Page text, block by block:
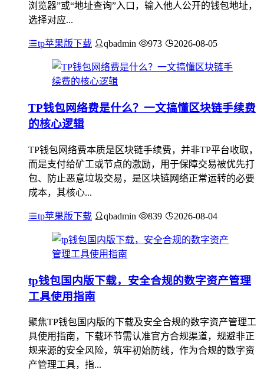
浏览器”或“地址查询”入口，输入他人公开的钱包地址，
选择对应...
tp苹果版下载 qbadmin 973 2026-08-05
TP钱包网络费是什么？一文搞懂区块链手续费
的核心逻辑
TP钱包网络费本质是区块链手续费，并非TP平台收取，
而是支付给矿工或节点的激励，用于保障交易被优先打
包、防止恶意垃圾交易，是区块链网络正常运转的必要
成本，其核心...
tp苹果版下载 qbadmin 839 2026-08-04
tp钱包国内版下载，安全合规的数字资产管理
工具使用指南
聚焦TP钱包国内版的下载及安全合规的数字资产管理工
具使用指南，下载环节需认准官方合规渠道，规避非正
规来源的安全风险，筑牢初始防线，作为合规的数字资
产管理工具，指...